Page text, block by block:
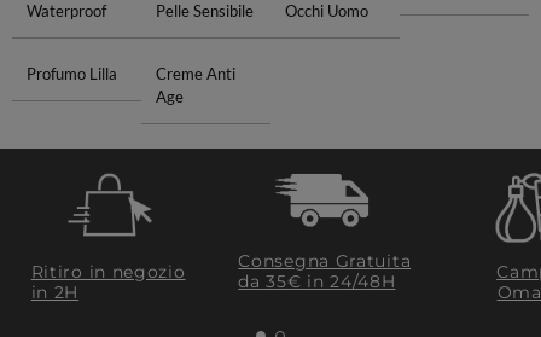
Waterproof
Pelle Sensibile
Occhi Uomo
Profumo Lilla
Creme Anti
Age
Ritiro in negozio
in 2H
Consegna Gratuita
da 35€​ in 24/48H